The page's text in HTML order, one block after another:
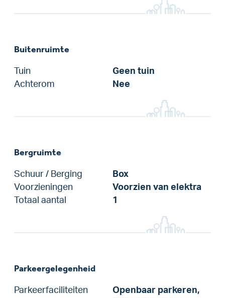
Buitenruimte
Tuin
Geen tuin
Achterom
Nee
Bergruimte
Schuur / Berging
Box
Voorzieningen
Voorzien van elektra
Totaal aantal
1
Parkeergelegenheid
Parkeerfaciliteiten
Openbaar parkeren,